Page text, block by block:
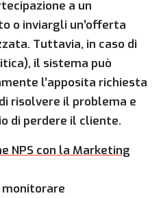
a un
o inviargli un’offerta
Tuttavia, in caso di
il sistema può
l’apposita richiesta
risolvere il problema e
di perdere il cliente.
NPS con la Marketing
monitorare